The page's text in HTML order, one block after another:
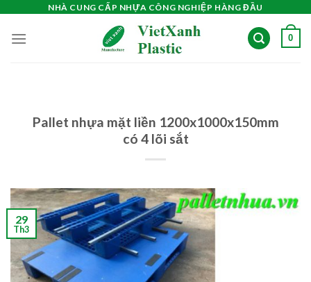
content
NHÀ CUNG CẤP NHỰA CÔNG NGHIỆP HÀNG ĐẦU
0
Pallet nhựa mặt liền 1200x1000x150mm
có 4 lõi sắt
29
Th3